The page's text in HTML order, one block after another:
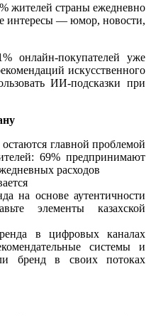
жителей страны ежедневно
интересы — юмор, новости,
онлайн-покупателей уже
искусственного
ИИ-подсказки при
главной проблемой
69% предпринимают
расходов
на основе аутентичности
элементы казахской
в цифровых каналах
системы и
бренд в своих потоках